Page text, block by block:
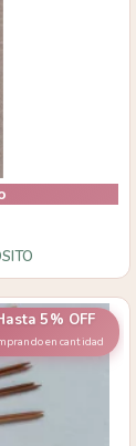
5% OFF
en cantidad